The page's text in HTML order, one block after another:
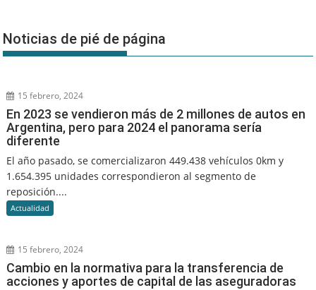
Noticias de pié de página
15 febrero, 2024
En 2023 se vendieron más de 2 millones de autos en
Argentina, pero para 2024 el panorama sería
diferente
El año pasado, se comercializaron 449.438 vehículos 0km y
1.654.395 unidades correspondieron al segmento de
reposición....
Actualidad
15 febrero, 2024
Cambio en la normativa para la transferencia de
acciones y aportes de capital de las aseguradoras